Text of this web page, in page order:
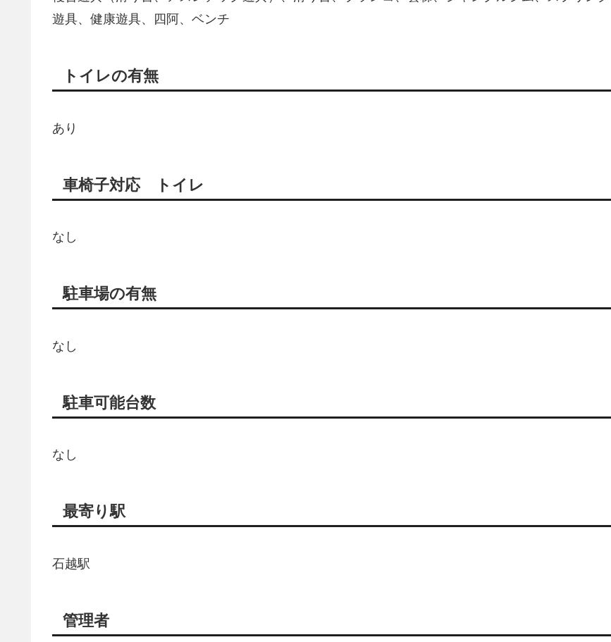
遊具、健康遊具、四阿、ベンチ
トイレの有無
あり
車椅子対応 トイレ
なし
駐車場の有無
なし
駐車可能台数
なし
最寄り駅
石越駅
管理者